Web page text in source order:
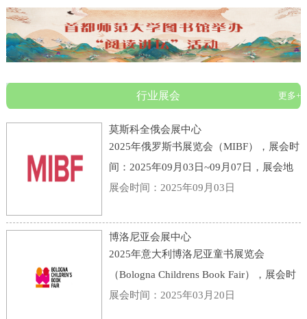
行业展会 更多+
莫斯科全俄会展中心
2025年俄罗斯书展览会（MIBF），展会时
间：2025年09月03日~09月07日，展会地
点：俄罗斯-莫斯科-119 Prospekt Mira,
LITERATURA PUBLI
展会时间：2025年09月03日
博洛尼亚会展中心
2025年意大利博洛尼亚童书展览会
（Bologna Childrens Book Fair），展会时
间：2025年03月31日~04月03日，展会地
展会时间：2025年03月20日